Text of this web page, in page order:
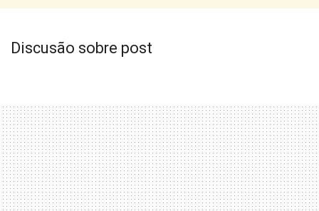
Discusão sobre post